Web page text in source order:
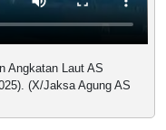
Angkatan Laut AS
(X/Jaksa Agung AS